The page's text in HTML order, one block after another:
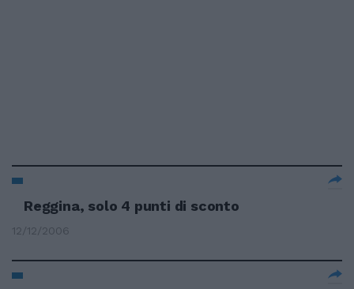
Reggina, solo 4 punti di sconto
12/12/2006